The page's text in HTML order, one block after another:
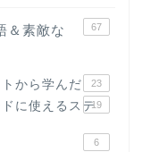
＆素敵な
67
から学んだ 23
に使えるステ19
6